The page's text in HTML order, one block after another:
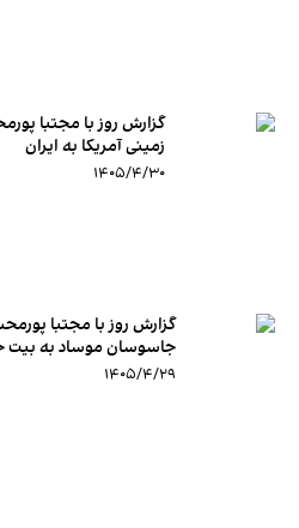
گزارش روز با مجتبا
زمینی آمریکا به ایران
۱۴۰۵/۴/۳۰
گزارش روز با مجتبا
جاسوسان موساد به بیت
۱۴۰۵/۴/۲۹